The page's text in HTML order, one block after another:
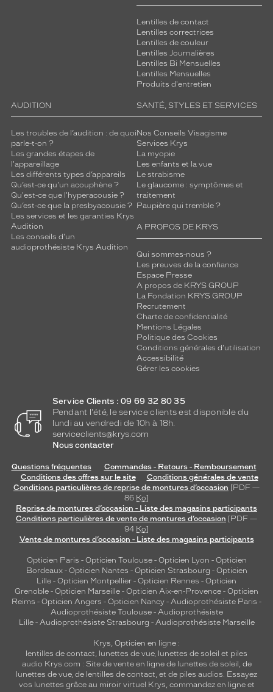
Lentilles de contact
Lentilles correctrices
Lentilles de couleur
Lentilles Journalières
Lentilles Bi Mensuelles
Lentilles Mensuelles
Produits d'entretien
AUDITION
Les troubles de l’audition : de quoi
parle-t-on ?
Les grandes étapes de
l'appareillage
Les différents types d’appareils
Qu’est-ce qu'un acouphène ?
Qu'est-ce que l'hyperacousie ?
Qu’est-ce que la presbyacousie ?
Les services et les garanties Krys
Audition
Les conseils d'un
audioprothésiste Krys Audition
SANTÉ, STYLES ET SERVICES
Nos Conseils Visagisme
Services Krys
La myopie
Les enfants et la vue
Le strabisme
Le glaucome : symptômes et
traitement
Paupière qui tremble ?
A PROPOS DE KRYS
Qui sommes-nous ?
Les preuves de la confiance
Espace Presse
A propos de KRYS GROUP
La Fondation KRYS GROUP
Recrutement
Charte de confidentialité
Mentions Légales
Politique des Cookies
Conditions générales d'utilisation
Accessibilité
Gérer les cookies
Service Clients : 09 69 32 80 35
Pendant l'été, le service clients est disponible du
lundi au vendredi de 10h à 18h.
serviceclients@krys.com
Nous contacter
Questions fréquentes
Commandes - Retours - Remboursement
Conditions des offres sur le site
Conditions générales de vente
Conditions particulières de reprise de montures d’occasion [PDF —
86 Ko]
Reprise de montures d’occasion - Liste des magasins participants
Conditions particulières de vente de montures d’occasion [PDF —
94 Ko]
Vente de montures d’occasion - Liste des magasins participants
Opticien Paris - Opticien Toulouse- Opticien Lyon - Opticien
Bordeaux- Opticien Nantes - Opticien Strasbourg - Opticien
Lille - Opticien Montpellier - Opticien Rennes - Opticien
Grenoble - Opticien Marseille - Opticien Aix-en-Provence - Opticien
Reims - Opticien Angers - Opticien Nancy - Audioprothésiste Paris -
Audioprothésiste Toulouse- Audioprothésiste
Lille- Audioprothésiste Strasbourg - Audioprothésiste Marseille
Krys, Opticien en ligne :
lentilles de contact, lunettes de vue, lunettes de soleil et piles
audio Krys.com : Site de vente en ligne de lunettes de soleil, de
lunettes de vue, de lentilles de contact, et de piles audios. Essayez
vos lunettes grâce au miroir virtuel Krys, commandez en ligne et